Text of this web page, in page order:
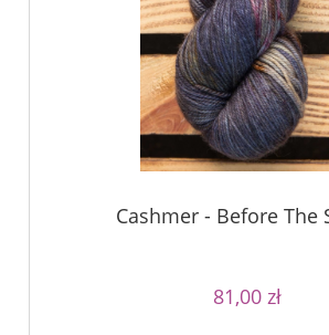
Cashmer - Before The
81,00 zł